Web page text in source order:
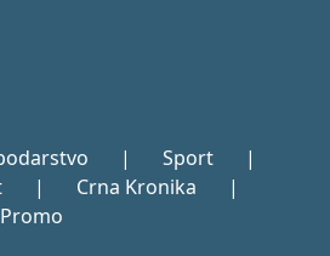
| Sport
|
| Crna Kronika
|
Promo